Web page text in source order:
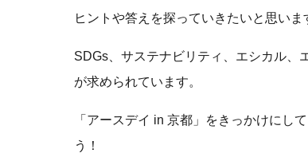
ヒントや答えを探っていきたいと思いま
SDGs、サステナビリティ、エシカル、
が求められています。
「アースデイ in 京都」をきっかけにし
う！